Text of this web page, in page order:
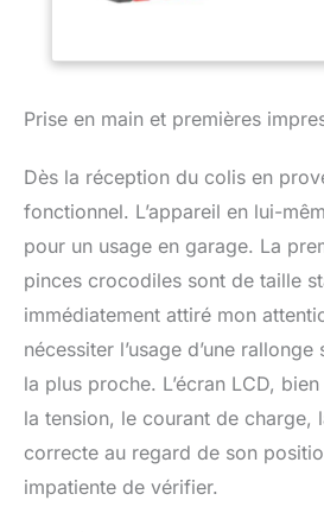
Prise en main et premières
Dès la réception du colis en
fonctionnel. L’appareil en lui-
pour un usage en garage. La
pinces crocodiles sont de taille
immédiatement attiré mon
nécessiter l’usage d’une
la plus proche. L’écran LCD,
la tension, le courant de charge,
correcte au regard de son
impatiente de vérifier.